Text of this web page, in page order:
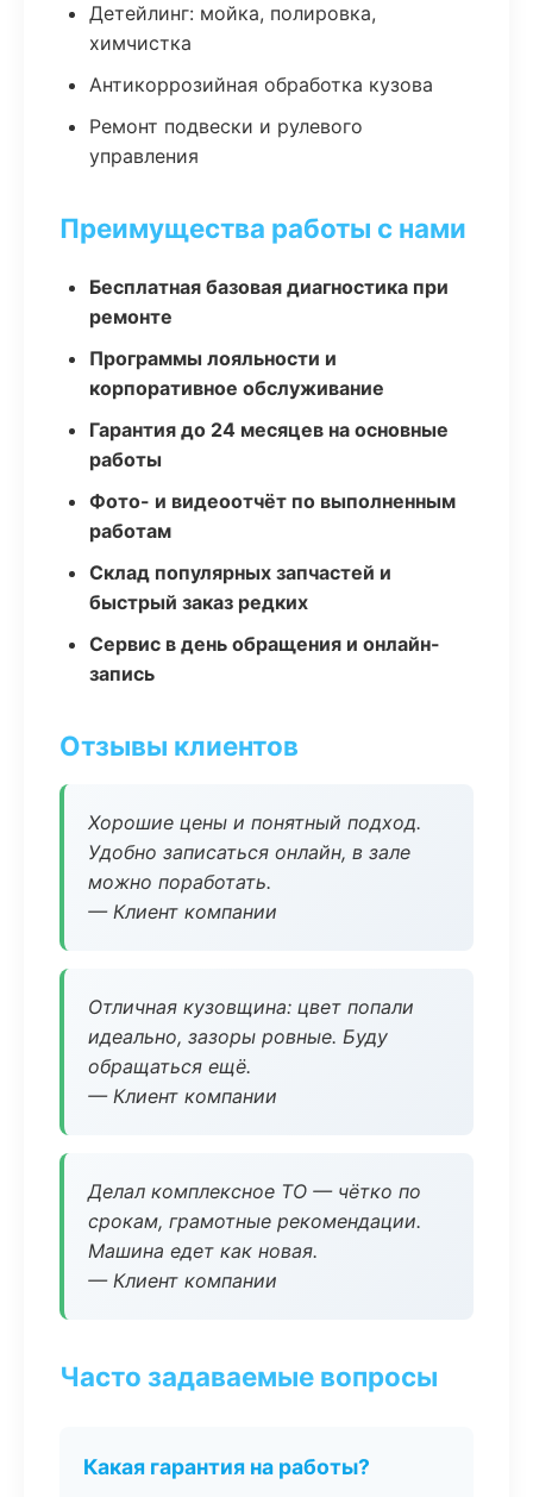
Детейлинг: мойка, полировка,
химчистка
Антикоррозийная обработка кузова
Ремонт подвески и рулевого
управления
Преимущества работы с нами
Бесплатная базовая диагностика при
ремонте
Программы лояльности и
корпоративное обслуживание
Гарантия до 24 месяцев на основные
работы
Фото- и видеоотчёт по выполненным
работам
Склад популярных запчастей и
быстрый заказ редких
Сервис в день обращения и онлайн-
запись
Отзывы клиентов
Хорошие цены и понятный подход.
Удобно записаться онлайн, в зале
можно поработать.
— Клиент компании
Отличная кузовщина: цвет попали
идеально, зазоры ровные. Буду
обращаться ещё.
— Клиент компании
Делал комплексное ТО — чётко по
срокам, грамотные рекомендации.
Машина едет как новая.
— Клиент компании
Часто задаваемые вопросы
Какая гарантия на работы?